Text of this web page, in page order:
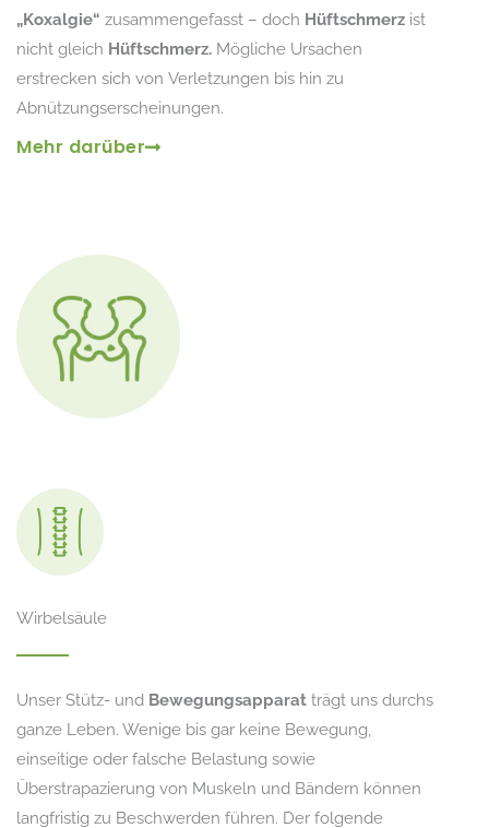
„Koxalgie“ zusammengefasst – doch Hüftschmerz ist
nicht gleich Hüftschmerz. Mögliche Ursachen
erstrecken sich von Verletzungen bis hin zu
Abnützungserscheinungen.
Mehr darüber
Wirbelsäule
Unser Stütz- und Bewegungsapparat trägt uns durchs
ganze Leben. Wenige bis gar keine Bewegung,
einseitige oder falsche Belastung sowie
Überstrapazierung von Muskeln und Bändern können
langfristig zu Beschwerden führen. Der folgende